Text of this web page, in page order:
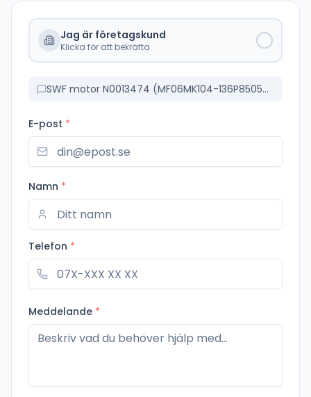
Jag är företagskund
Klicka för att bekräfta
SWF motor N0013474 (MF06MK104-136P85055--IP66)
E-post *
Namn *
Telefon *
Meddelande *